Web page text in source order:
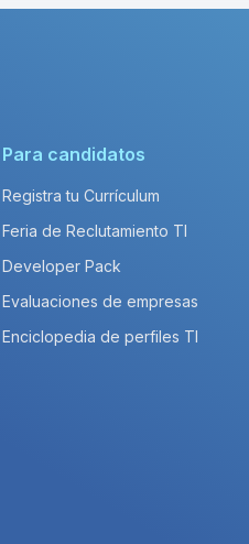
Para candidatos
Registra tu Currículum
Feria de Reclutamiento TI
Developer Pack
Evaluaciones de empresas
Enciclopedia de perfiles TI